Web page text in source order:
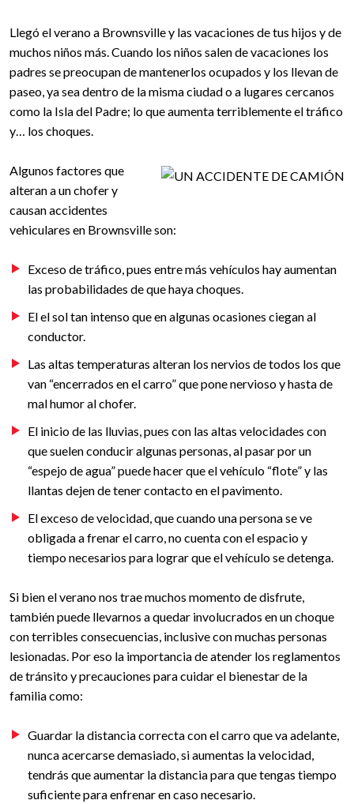
Llegó el verano a Brownsville y las vacaciones de tus hijos y de
muchos niños más. Cuando los niños salen de vacaciones los
padres se preocupan de mantenerlos ocupados y los llevan de
paseo, ya sea dentro de la misma ciudad o a lugares cercanos
como la Isla del Padre; lo que aumenta terriblemente el tráfico
y… los choques.
Algunos factores que
alteran a un chofer y
causan accidentes
vehiculares en Brownsville son:
Exceso de tráfico, pues entre más vehículos hay aumentan
las probabilidades de que haya choques.
El el sol tan intenso que en algunas ocasiones ciegan al
conductor.
Las altas temperaturas alteran los nervios de todos los que
van “encerrados en el carro” que pone nervioso y hasta de
mal humor al chofer.
El inicio de las lluvias, pues con las altas velocidades con
que suelen conducir algunas personas, al pasar por un
“espejo de agua” puede hacer que el vehículo “flote” y las
llantas dejen de tener contacto en el pavimento.
El exceso de velocidad, que cuando una persona se ve
obligada a frenar el carro, no cuenta con el espacio y
tiempo necesarios para lograr que el vehículo se detenga.
Si bien el verano nos trae muchos momento de disfrute,
también puede llevarnos a quedar involucrados en un choque
con terribles consecuencias, inclusive con muchas personas
lesionadas. Por eso la importancia de atender los reglamentos
de tránsito y precauciones para cuidar el bienestar de la
familia como:
Guardar la distancia correcta con el carro que va adelante,
nunca acercarse demasiado, si aumentas la velocidad,
tendrás que aumentar la distancia para que tengas tiempo
suficiente para enfrenar en caso necesario.